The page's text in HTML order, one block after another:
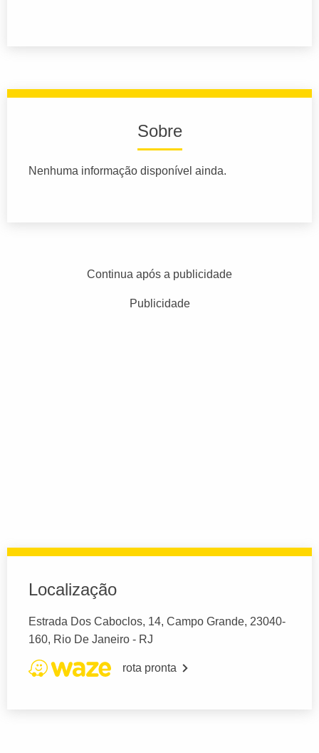
Sobre
Nenhuma informação disponível ainda.
Continua após a publicidade
Publicidade
Localização
Estrada Dos Caboclos, 14, Campo Grande, 23040-
160, Rio De Janeiro - RJ
rota pronta